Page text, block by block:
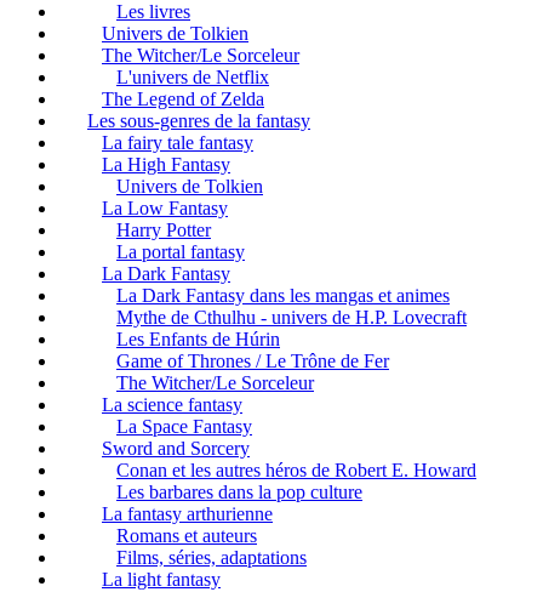
Les livres
Univers de Tolkien
The Witcher/Le Sorceleur
L'univers de Netflix
The Legend of Zelda
Les sous-genres de la fantasy
La fairy tale fantasy
La High Fantasy
Univers de Tolkien
La Low Fantasy
Harry Potter
La portal fantasy
La Dark Fantasy
La Dark Fantasy dans les mangas et animes
Mythe de Cthulhu - univers de H.P. Lovecraft
Les Enfants de Húrin
Game of Thrones / Le Trône de Fer
The Witcher/Le Sorceleur
La science fantasy
La Space Fantasy
Sword and Sorcery
Conan et les autres héros de Robert E. Howard
Les barbares dans la pop culture
La fantasy arthurienne
Romans et auteurs
Films, séries, adaptations
La light fantasy